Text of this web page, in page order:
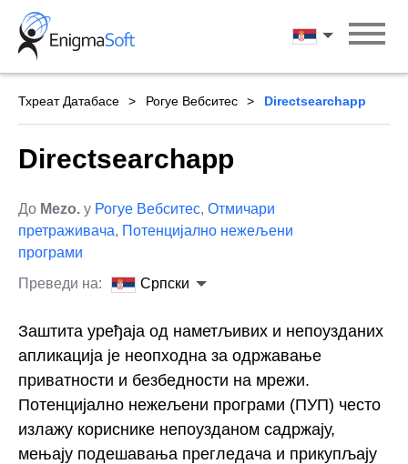
Skip
content
Српски
Тхреат Датабасе Рогуе Вебситес Directsearchapp
Directsearchapp
До Mezo. у Рогуе Вебситес, Отмичари
претраживача, Потенцијално нежељени
програми
Преведи на:
Српски
Заштита уређаја од наметљивих и непоузданих
апликација је неопходна за одржавање
приватности и безбедности на мрежи.
Потенцијално нежељени програми (ПУП) често
излажу кориснике непоузданом садржају,
мењају подешавања прегледача и прикупљају